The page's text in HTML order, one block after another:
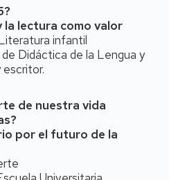
la lectura como valor
infantil
Didáctica de la Lengua y
de nuestra vida
por el futuro de la